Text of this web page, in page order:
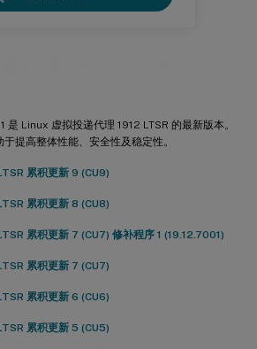
是 Linux 虚拟投递代理 1912 LTSR 的最新版本。
提高整体性能、安全性及稳定性。
累积更新 9 (CU9)
累积更新 8 (CU8)
累积更新 7 (CU7) 修补程序 1 (19.12.7001)
累积更新 7 (CU7)
累积更新 6 (CU6)
累积更新 5 (CU5)